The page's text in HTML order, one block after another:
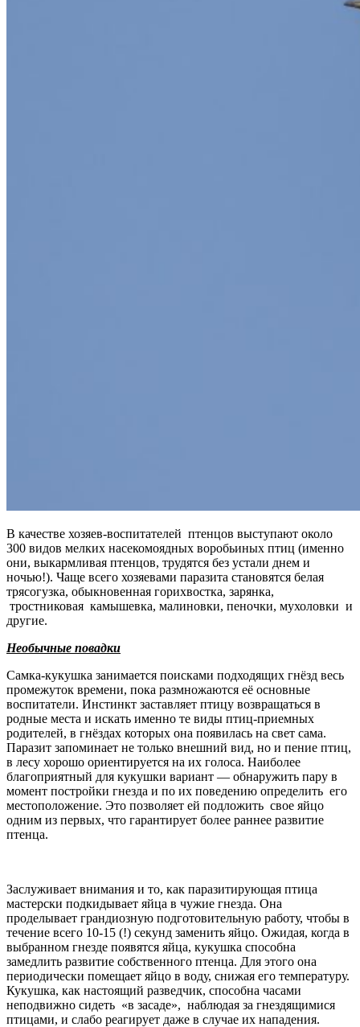
В качестве хозяев-воспитателей птенцов выступают около
300 видов мелких насекомоядных воробьиных птиц (именно
они, выкармливая птенцов, трудятся без устали днем и
ночью!). Чаще всего хозяевами паразита становятся белая
трясогузка, обыкновенная горихвостка, зарянка,
тростниковая камышевка, малиновки, пеночки, мухоловки и
другие.
Необычные повадки
Самка-кукушка занимается поисками подходящих гнёзд весь
промежуток времени, пока размножаются её основные
воспитатели. Инстинкт заставляет птицу возвращаться в
родные места и искать именно те виды птиц-приемных
родителей, в гнёздах которых она появилась на свет сама.
Паразит запоминает не только внешний вид, но и пение птиц,
в лесу хорошо ориентируется на их голоса. Наиболее
благоприятный для кукушки вариант — обнаружить пару в
момент постройки гнезда и по их поведению определить его
местоположение. Это позволяет ей подложить свое яйцо
одним из первых, что гарантирует более раннее развитие
птенца.
Заслуживает внимания и то, как паразитирующая птица
мастерски подкидывает яйца в чужие гнезда. Она
проделывает грандиозную подготовительную работу, чтобы в
течение всего 10-15 (!) секунд заменить яйцо. Ожидая, когда в
выбранном гнезде появятся яйца, кукушка способна
замедлить развитие собственного птенца. Для этого она
периодически помещает яйцо в воду, снижая его температуру.
Кукушка, как настоящий разведчик, способна часами
неподвижно сидеть «в засаде», наблюдая за гнездящимися
птицами, и слабо реагирует даже в случае их нападения.